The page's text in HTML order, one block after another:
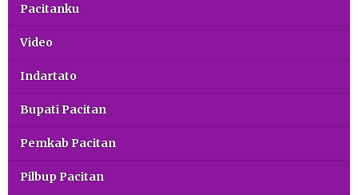
Pacitanku
Video
Indartato
Bupati Pacitan
Pemkab Pacitan
Pilbup Pacitan